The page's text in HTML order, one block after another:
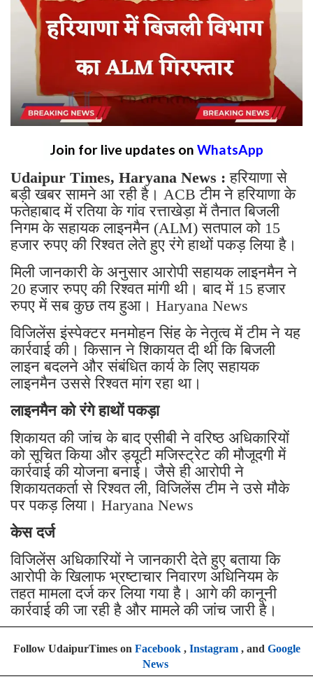
Join for live updates on WhatsApp
Udaipur Times, Haryana News :हरियाणा से
बड़ी खबर सामने आ रही है। ACB टीम ने हरियाणा के
फतेहाबाद में रतिया के गांव रत्ताखेड़ा में तैनात बिजली
निगम के सहायक लाइनमैन (ALM) सतपाल को 15
हजार रुपए की रिश्वत लेते हुए रंगे हाथों पकड़ लिया है।
मिली जानकारी के अनुसार आरोपी सहायक लाइनमैन ने
20 हजार रुपए की रिश्वत मांगी थी। बाद में 15 हजार
रुपए में सब कुछ तय हुआ। Haryana News
विजिलेंस इंस्पेक्टर मनमोहन सिंह के नेतृत्व में टीम ने यह
कार्रवाई की। किसान ने शिकायत दी थी कि बिजली
लाइन बदलने और संबंधित कार्य के लिए सहायक
लाइनमैन उससे रिश्वत मांग रहा था।
लाइनमैन को रंगे हाथों पकड़ा
शिकायत की जांच के बाद एसीबी ने वरिष्ठ अधिकारियों
को सूचित किया और ड्यूटी मजिस्ट्रेट की मौजूदगी में
कार्रवाई की योजना बनाई। जैसे ही आरोपी ने
शिकायतकर्ता से रिश्वत ली, विजिलेंस टीम ने उसे मौके
पर पकड़ लिया। Haryana News
केस दर्ज
विजिलेंस अधिकारियों ने जानकारी देते हुए बताया कि
आरोपी के खिलाफ भ्रष्टाचार निवारण अधिनियम के
तहत मामला दर्ज कर लिया गया है। आगे की कानूनी
कार्रवाई की जा रही है और मामले की जांच जारी है।
Follow UdaipurTimes on Facebook, Instagram, and Google
News